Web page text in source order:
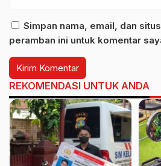
Simpan nama, email, dan
peramban ini untuk komentar
REKOMENDASI UNTUK ANDA